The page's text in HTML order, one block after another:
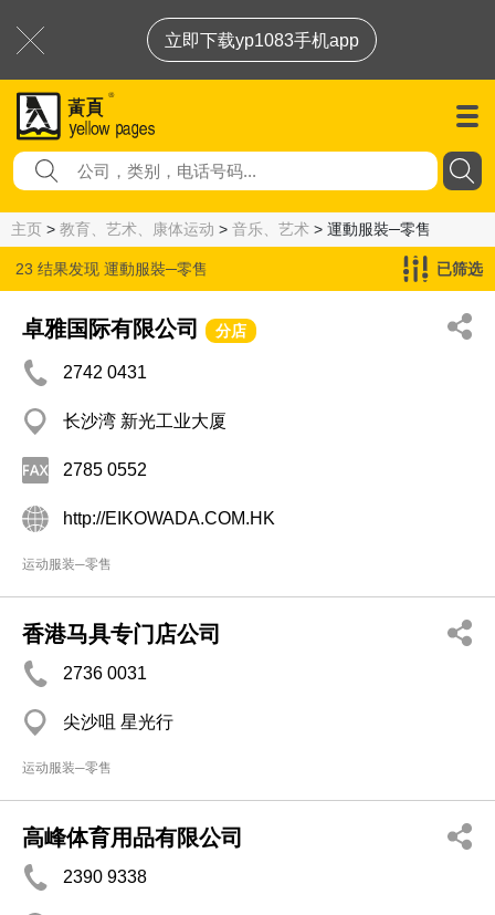
立即下载yp1083手机app
主页 > 教育、艺术、康体运动 > 音乐、艺术 > 運動服裝─零售
23 结果发现 運動服裝─零售 已筛选
卓雅国际有限公司 分店
2742 0431
长沙湾 新光工业大厦
2785 0552
http://EIKOWADA.COM.HK
运动服装─零售
香港马具专门店公司
2736 0031
尖沙咀 星光行
运动服装─零售
高峰体育用品有限公司
2390 9338